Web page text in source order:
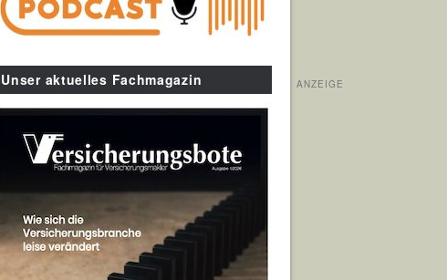
Unser aktuelles Fachmagazin ANZEIGE